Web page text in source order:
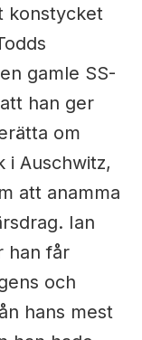
konstycket
gamle SS-
han ger
om
i Auschwitz,
att anamma
Ian
han får
och
hans mest